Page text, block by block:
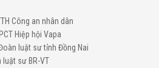
Công an nhân dân
Hiệp hội Vapa
luật sư tỉnh Đồng Nai
luật sư BR-VT